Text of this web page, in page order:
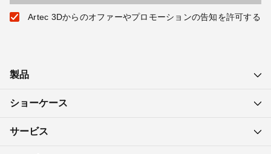
Artec 3Dからのオファーやプロモーションの告知を許可する
製品
ショーケース
サービス